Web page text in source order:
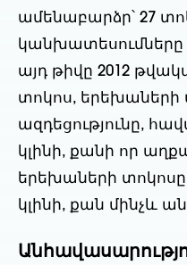
ամենաբարձր՝ 27
այդ թիվը 2012
տոկոս, երեխաների
ազդեցությունը,
կլինի, քանի որ
երեխաների
կլինի, քան մինչև